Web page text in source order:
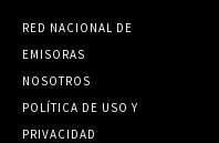
RED NACIONAL DE
EMISORAS
NOSOTROS
POLÍTICA DE USO Y
PRIVACIDAD